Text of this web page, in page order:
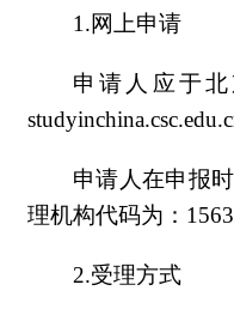
1.网上申请
申请人应于
申请人在申报
理机构代码为：
2.受理方式